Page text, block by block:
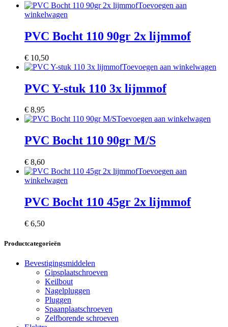
Toevoegen aan
winkelwagen
PVC Bocht 110 90gr 2x lijmmof
€ 10,50
Toevoegen aan winkelwagen
PVC Y-stuk 110 3x lijmmof
€ 8,95
Toevoegen aan winkelwagen
PVC Bocht 110 90gr M/S
€ 8,60
Toevoegen aan
winkelwagen
PVC Bocht 110 45gr 2x lijmmof
€ 6,50
Productcategorieën
Bevestigingsmiddelen
Gipsplaatschroeven
Keilbout
Nagelpluggen
Pluggen
Spaanplaatschroeven
Zelfborende schroeven